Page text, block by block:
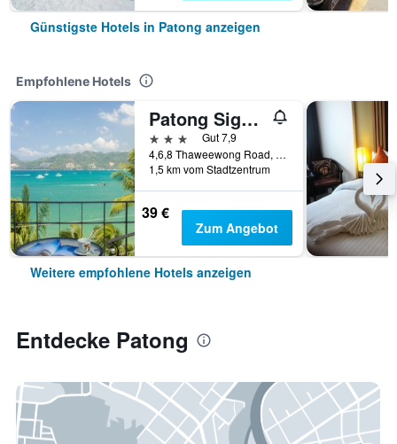
Günstigste Hotels in Patong anzeigen
Empfohlene Hotels
Patong Signature Boutique Hotel
3 Sterne
Gut 7,9
4,6,8 Thaweewong Road, Patong, Thailand
1,5 km vom Stadtzentrum
39 €
Zum Angebot
Weitere empfohlene Hotels anzeigen
Entdecke Patong